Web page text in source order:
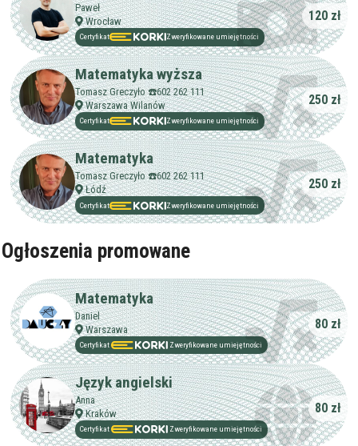
Paweł
Wrocław
Certyfikat Zweryfikowane umiejętności
120 zł
Matematyka wyższa
Tomasz Greczyło ☎️602 262 111
Warszawa Wilanów
Certyfikat Zweryfikowane umiejętności
250 zł
Matematyka
Tomasz Greczyło ☎️602 262 111
Łódź
Certyfikat Zweryfikowane umiejętności
250 zł
Ogłoszenia promowane
Matematyka
Daniel
Warszawa
Certyfikat Zweryfikowane umiejętności
80 zł
Język angielski
Anna
Kraków
Certyfikat Zweryfikowane umiejętności
80 zł